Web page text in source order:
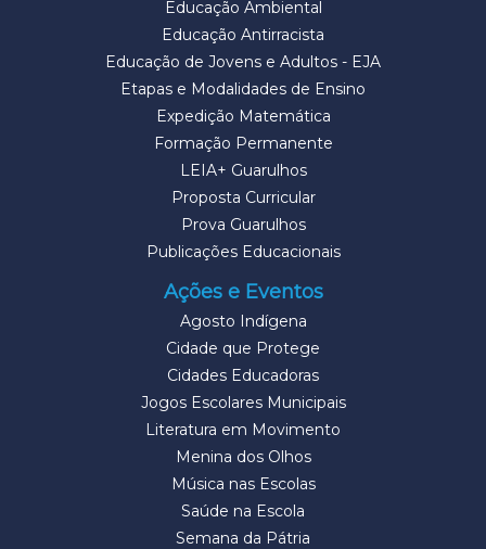
Educação Ambiental
Educação Antirracista
Educação de Jovens e Adultos - EJA
Etapas e Modalidades de Ensino
Expedição Matemática
Formação Permanente
LEIA+ Guarulhos
Proposta Curricular
Prova Guarulhos
Publicações Educacionais
Ações e Eventos
Agosto Indígena
Cidade que Protege
Cidades Educadoras
Jogos Escolares Municipais
Literatura em Movimento
Menina dos Olhos
Música nas Escolas
Saúde na Escola
Semana da Pátria